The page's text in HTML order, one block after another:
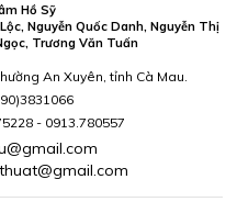
Hồ Sỹ
Nguyễn Quốc Danh, Nguyễn Thị
Trương Văn Tuấn
An Xuyên, tỉnh Cà Mau.
- 0913.780557